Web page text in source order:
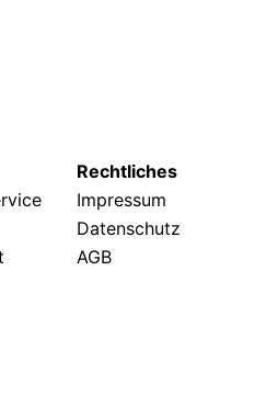
Rechtliches
Impressum
Datenschutz
AGB